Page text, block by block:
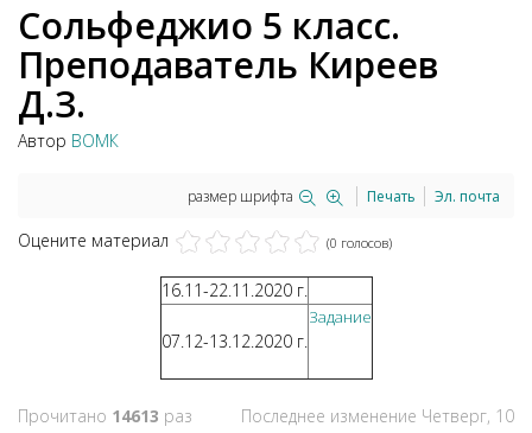
Сольфеджио 5 класс.
Преподаватель Киреев
Д.З.
Автор ВОМК
размер шрифта Печать Эл. почта
Оцените материал (0 голосов)
16.11-22.11.2020 г.
07.12-13.12.2020 г.
Задание
Прочитано 14613 раз
Последнее изменение Четверг, 10